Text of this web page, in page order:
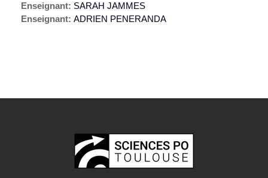
Enseignant: SARAH JAMMES
Enseignant: ADRIEN PENERANDA